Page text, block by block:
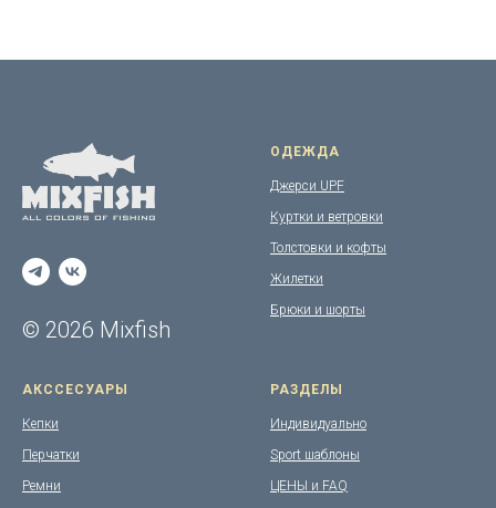
© 2026 Mixfish
ОДЕЖДА
Джерси UPF
Куртки и ветровки
Толстовки и кофты
Жилетки
Брюки и шорты
АКССЕСУАРЫ
Кепки
Перчатки
Ремни
РАЗДЕЛЫ
Индивидуально
Sport шаблоны
ЦЕНЫ и FAQ